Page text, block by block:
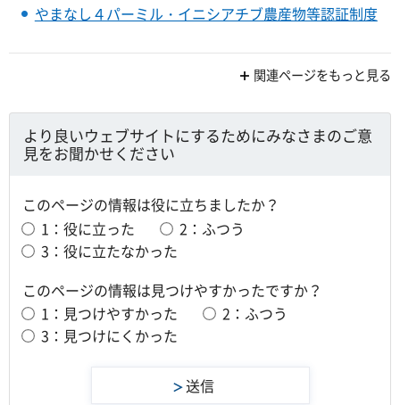
やまなし４パーミル・イニシアチブ農産物等認証制度
関連ページをもっと見る
より良いウェブサイトにするためにみなさまのご意
見をお聞かせください
このページの情報は役に立ちましたか？
1：役に立った
2：ふつう
3：役に立たなかった
このページの情報は見つけやすかったですか？
1：見つけやすかった
2：ふつう
3：見つけにくかった